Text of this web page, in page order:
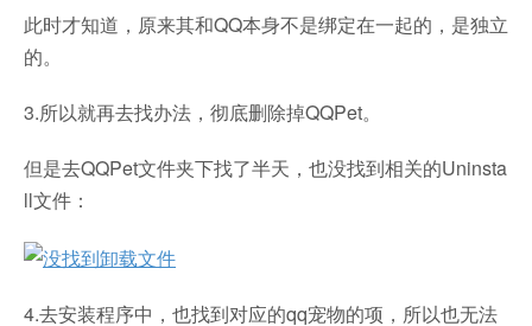
此时才知道，原来其和QQ本身不是绑定在一起的，是独立
的。
3.所以就再去找办法，彻底删除掉QQPet。
但是去QQPet文件夹下找了半天，也没找到相关的Uninsta
ll文件：
4.去安装程序中，也找到对应的qq宠物的项，所以也无法